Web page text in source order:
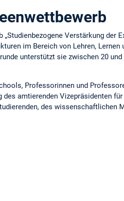
„Studienbezogene Verstärkung der
im Bereich von Lehren,
unterstützt sie zwischen 20
Professorinnen und
des amtierenden Vizepräsidenten
des wissenschaftlichen